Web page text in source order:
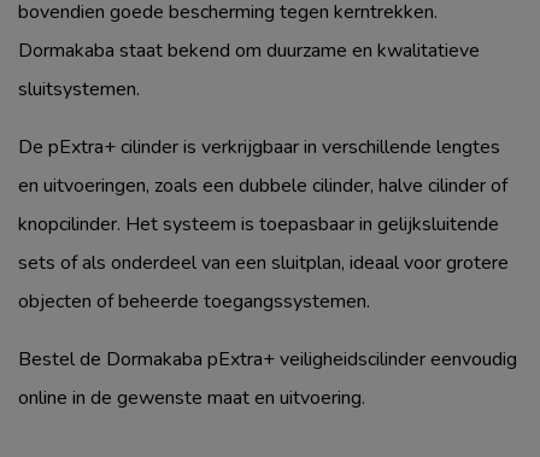
bovendien goede bescherming tegen kerntrekken.
Dormakaba staat bekend om duurzame en kwalitatieve
sluitsystemen.
De pExtra+ cilinder is verkrijgbaar in verschillende lengtes
en uitvoeringen, zoals een dubbele cilinder, halve cilinder of
knopcilinder. Het systeem is toepasbaar in gelijksluitende
sets of als onderdeel van een sluitplan, ideaal voor grotere
objecten of beheerde toegangssystemen.
Bestel de Dormakaba pExtra+ veiligheidscilinder eenvoudig
online in de gewenste maat en uitvoering.